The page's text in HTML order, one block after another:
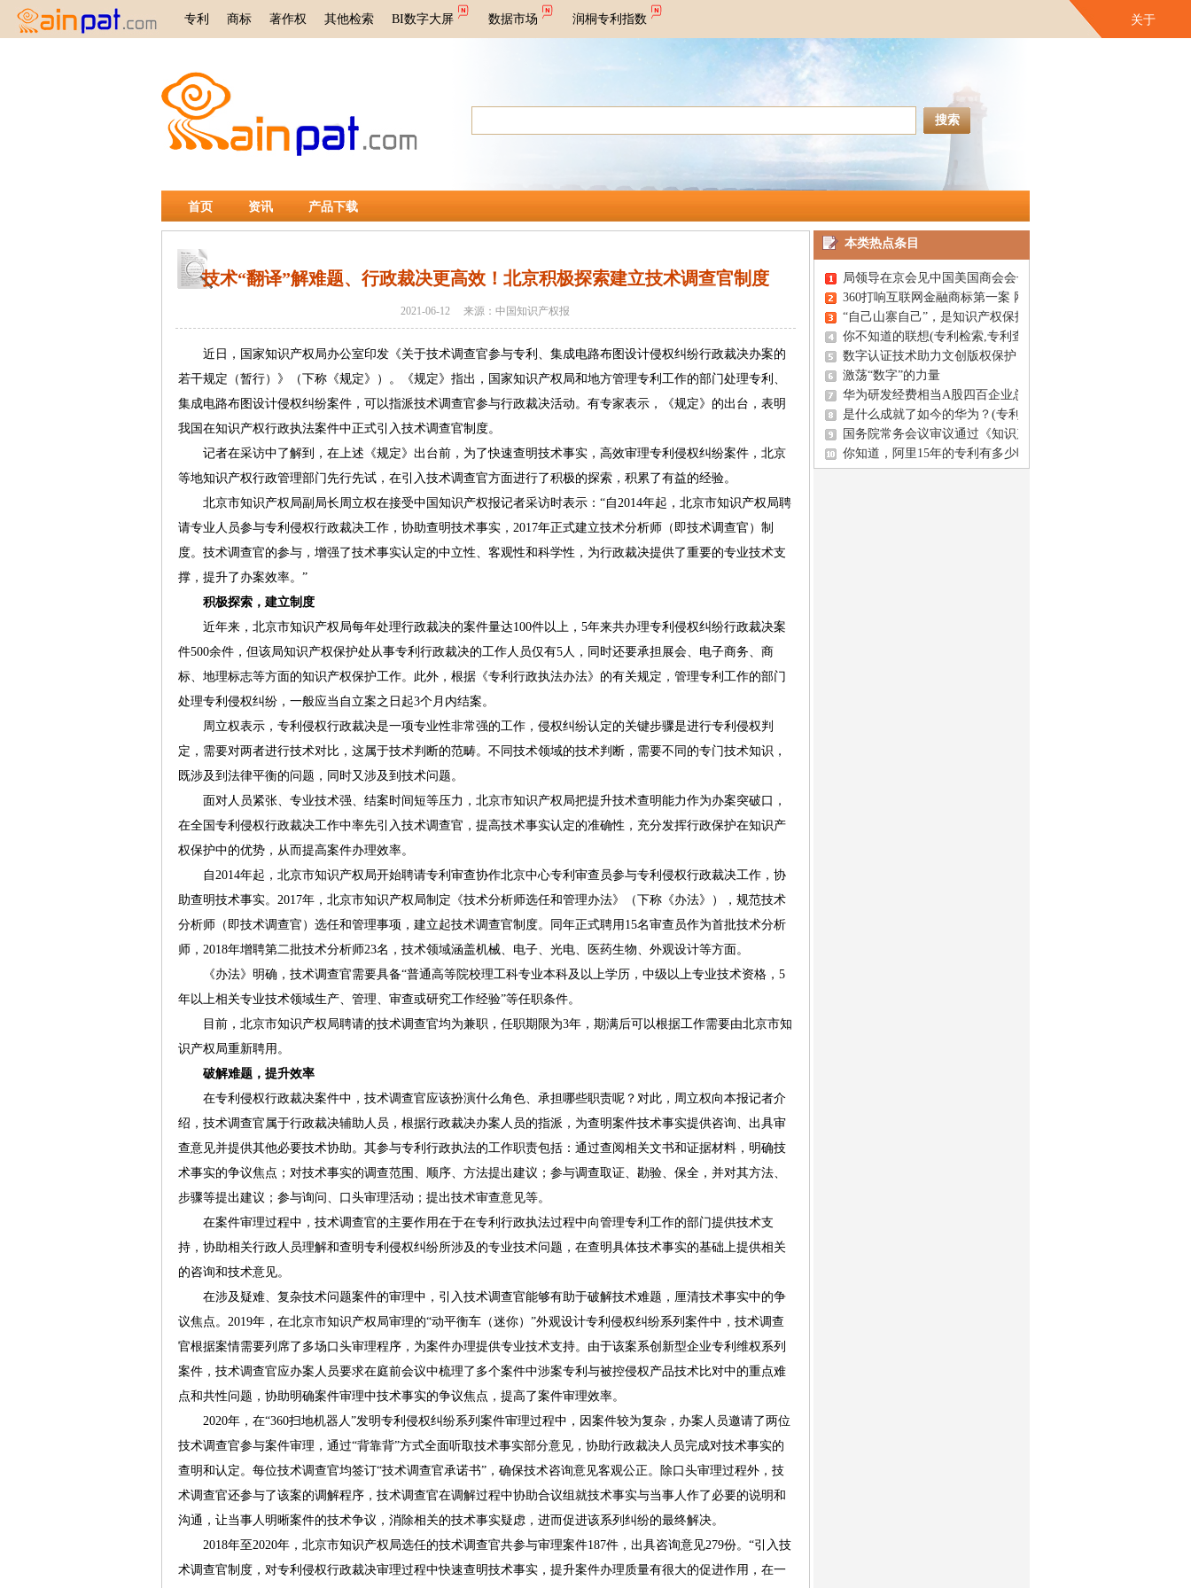
专利 商标 著作权 其他检索 BI数字大屏 数据市场 润桐专利指数 关于
首页 资讯 产品下载
技术“翻译”解难题、行政裁决更高效！北京积极探索建立技术调查官制度
2021-06-12 来源：中国知识产权报
近日，国家知识产权局办公室印发《关于技术调查官参与专利、集成电路布图设计侵权纠纷行政裁决办案的
若干规定（暂行）》（下称《规定》）。《规定》指出，国家知识产权局和地方管理专利工作的部门处理专利、
集成电路布图设计侵权纠纷案件，可以指派技术调查官参与行政裁决活动。有专家表示，《规定》的出台，表明
我国在知识产权行政执法案件中正式引入技术调查官制度。
记者在采访中了解到，在上述《规定》出台前，为了快速查明技术事实，高效审理专利侵权纠纷案件，北京
等地知识产权行政管理部门先行先试，在引入技术调查官方面进行了积极的探索，积累了有益的经验。
北京市知识产权局副局长周立权在接受中国知识产权报记者采访时表示：“自2014年起，北京市知识产权局聘
请专业人员参与专利侵权行政裁决工作，协助查明技术事实，2017年正式建立技术分析师（即技术调查官）制
度。技术调查官的参与，增强了技术事实认定的中立性、客观性和科学性，为行政裁决提供了重要的专业技术支
撑，提升了办案效率。”
积极探索，建立制度
近年来，北京市知识产权局每年处理行政裁决的案件量达100件以上，5年来共办理专利侵权纠纷行政裁决案
件500余件，但该局知识产权保护处从事专利行政裁决的工作人员仅有5人，同时还要承担展会、电子商务、商
标、地理标志等方面的知识产权保护工作。此外，根据《专利行政执法办法》的有关规定，管理专利工作的部门
处理专利侵权纠纷，一般应当自立案之日起3个月内结案。
周立权表示，专利侵权行政裁决是一项专业性非常强的工作，侵权纠纷认定的关键步骤是进行专利侵权判
定，需要对两者进行技术对比，这属于技术判断的范畴。不同技术领域的技术判断，需要不同的专门技术知识，
既涉及到法律平衡的问题，同时又涉及到技术问题。
面对人员紧张、专业技术强、结案时间短等压力，北京市知识产权局把提升技术查明能力作为办案突破口，
在全国专利侵权行政裁决工作中率先引入技术调查官，提高技术事实认定的准确性，充分发挥行政保护在知识产
权保护中的优势，从而提高案件办理效率。
自2014年起，北京市知识产权局开始聘请专利审查协作北京中心专利审查员参与专利侵权行政裁决工作，协
助查明技术事实。2017年，北京市知识产权局制定《技术分析师选任和管理办法》（下称《办法》），规范技术
分析师（即技术调查官）选任和管理事项，建立起技术调查官制度。同年正式聘用15名审查员作为首批技术分析
师，2018年增聘第二批技术分析师23名，技术领域涵盖机械、电子、光电、医药生物、外观设计等方面。
《办法》明确，技术调查官需要具备“普通高等院校理工科专业本科及以上学历，中级以上专业技术资格，5
年以上相关专业技术领域生产、管理、审查或研究工作经验”等任职条件。
目前，北京市知识产权局聘请的技术调查官均为兼职，任职期限为3年，期满后可以根据工作需要由北京市知
识产权局重新聘用。
破解难题，提升效率
在专利侵权行政裁决案件中，技术调查官应该扮演什么角色、承担哪些职责呢？对此，周立权向本报记者介
绍，技术调查官属于行政裁决辅助人员，根据行政裁决办案人员的指派，为查明案件技术事实提供咨询、出具审
查意见并提供其他必要技术协助。其参与专利行政执法的工作职责包括：通过查阅相关文书和证据材料，明确技
术事实的争议焦点；对技术事实的调查范围、顺序、方法提出建议；参与调查取证、勘验、保全，并对其方法、
步骤等提出建议；参与询问、口头审理活动；提出技术审查意见等。
在案件审理过程中，技术调查官的主要作用在于在专利行政执法过程中向管理专利工作的部门提供技术支
持，协助相关行政人员理解和查明专利侵权纠纷所涉及的专业技术问题，在查明具体技术事实的基础上提供相关
的咨询和技术意见。
在涉及疑难、复杂技术问题案件的审理中，引入技术调查官能够有助于破解技术难题，厘清技术事实中的争
议焦点。2019年，在北京市知识产权局审理的“动平衡车（迷你）”外观设计专利侵权纠纷系列案件中，技术调查
官根据案情需要列席了多场口头审理程序，为案件办理提供专业技术支持。由于该案系创新型企业专利维权系列
案件，技术调查官应办案人员要求在庭前会议中梳理了多个案件中涉案专利与被控侵权产品技术比对中的重点难
点和共性问题，协助明确案件审理中技术事实的争议焦点，提高了案件审理效率。
2020年，在“360扫地机器人”发明专利侵权纠纷系列案件审理过程中，因案件较为复杂，办案人员邀请了两位
技术调查官参与案件审理，通过“背靠背”方式全面听取技术事实部分意见，协助行政裁决人员完成对技术事实的
查明和认定。每位技术调查官均签订“技术调查官承诺书”，确保技术咨询意见客观公正。除口头审理过程外，技
术调查官还参与了该案的调解程序，技术调查官在调解过程中协助合议组就技术事实与当事人作了必要的说明和
沟通，让当事人明晰案件的技术争议，消除相关的技术事实疑虑，进而促进该系列纠纷的最终解决。
2018年至2020年，北京市知识产权局选任的技术调查官共参与审理案件187件，出具咨询意见279份。“引入技
术调查官制度，对专利侵权行政裁决审理过程中快速查明技术事实，提升案件办理质量有很大的促进作用，在一
本类热点条目
局领导在京会见中国美国商会会长一行
360打响互联网金融商标第一案 网站域名“傍名牌”警惕遭冻结(
“自己山寨自己”，是知识产权保护的尴尬【润桐数据】
你不知道的联想(专利检索,专利查询,专利搜索)
数字认证技术助力文创版权保护
激荡“数字”的力量
华为研发经费相当A股四百企业总和，给专利无用论一记耳光
是什么成就了如今的华为？(专利检索,专利查询,专利搜索)
国务院常务会议审议通过《知识产权保护和运用“十五五”规划》
你知道，阿里15年的专利有多少吗？(专利检索,专利查询,专利